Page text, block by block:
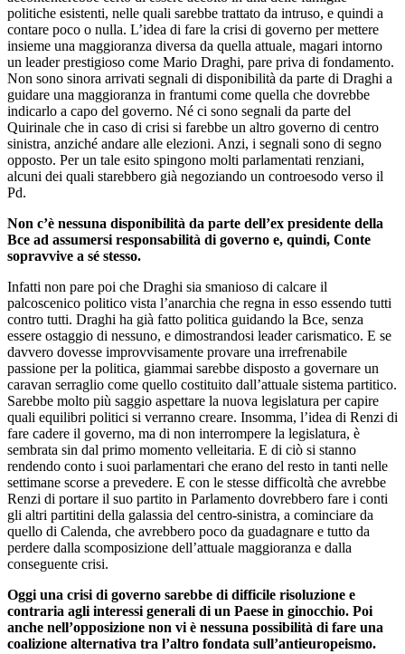
politiche esistenti, nelle quali sarebbe trattato da intruso, e quindi a
contare poco o nulla. L’idea di fare la crisi di governo per mettere
insieme una maggioranza diversa da quella attuale, magari intorno
un leader prestigioso come Mario Draghi, pare priva di fondamento.
Non sono sinora arrivati segnali di disponibilità da parte di Draghi a
guidare una maggioranza in frantumi come quella che dovrebbe
indicarlo a capo del governo. Né ci sono segnali da parte del
Quirinale che in caso di crisi si farebbe un altro governo di centro
sinistra, anziché andare alle elezioni. Anzi, i segnali sono di segno
opposto. Per un tale esito spingono molti parlamentati renziani,
alcuni dei quali starebbero già negoziando un controesodo verso il
Pd.
Non c’è nessuna disponibilità da parte dell’ex presidente della
Bce ad assumersi responsabilità di governo e, quindi, Conte
sopravvive a sé stesso.
Infatti non pare poi che Draghi sia smanioso di calcare il
palcoscenico politico vista l’anarchia che regna in esso essendo tutti
contro tutti. Draghi ha già fatto politica guidando la Bce, senza
essere ostaggio di nessuno, e dimostrandosi leader carismatico. E se
davvero dovesse improvvisamente provare una irrefrenabile
passione per la politica, giammai sarebbe disposto a governare un
caravan serraglio come quello costituito dall’attuale sistema partitico.
Sarebbe molto più saggio aspettare la nuova legislatura per capire
quali equilibri politici si verranno creare. Insomma, l’idea di Renzi di
fare cadere il governo, ma di non interrompere la legislatura, è
sembrata sin dal primo momento velleitaria. E di ciò si stanno
rendendo conto i suoi parlamentari che erano del resto in tanti nelle
settimane scorse a prevedere. E con le stesse difficoltà che avrebbe
Renzi di portare il suo partito in Parlamento dovrebbero fare i conti
gli altri partitini della galassia del centro-sinistra, a cominciare da
quello di Calenda, che avrebbero poco da guadagnare e tutto da
perdere dalla scomposizione dell’attuale maggioranza e dalla
conseguente crisi.
Oggi una crisi di governo sarebbe di difficile risoluzione e
contraria agli interessi generali di un Paese in ginocchio. Poi
anche nell’opposizione non vi è nessuna possibilità di fare una
coalizione alternativa tra l’altro fondata sull’antieuropeismo.